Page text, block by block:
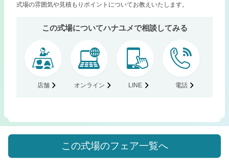
式場の雰囲気や見積もりポイントについてお教えいたします。
この式場についてハナユメで相談してみる
店舗 オンライン LINE 電話
この式場のフェア一覧へ